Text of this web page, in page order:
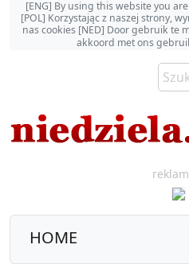
[ENG] By using this website you
[POL] Korzystając z naszej strony,
nas cookies [NED] Door gebruik te
akkoord met ons
HOME